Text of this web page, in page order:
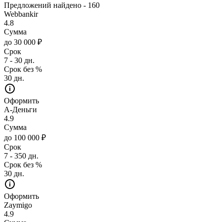
Предложений найдено - 160
Webbankir
4.8
Сумма
до 30 000 ₽
Срок
7 - 30 дн.
Срок без %
30 дн.
Оформить
А-Деньги
4.9
Сумма
до 100 000 ₽
Срок
7 - 350 дн.
Срок без %
30 дн.
Оформить
Zaymigo
4.9